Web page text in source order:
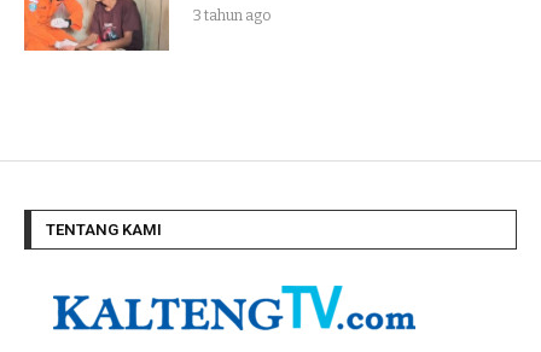
3 tahun ago
TENTANG KAMI